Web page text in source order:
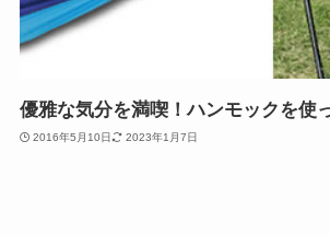
優雅な気分を満喫！ハンモックを使
2016年5月10日 2023年1月7日